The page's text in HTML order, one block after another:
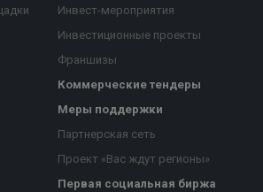
Инвест-мероприятия
Инвестиционные проекты
Франшизы
Коммерческие тендеры
Меры поддержки
Партнерская сеть
Проект «Вас ждут регионы»
Первая социальная биржа